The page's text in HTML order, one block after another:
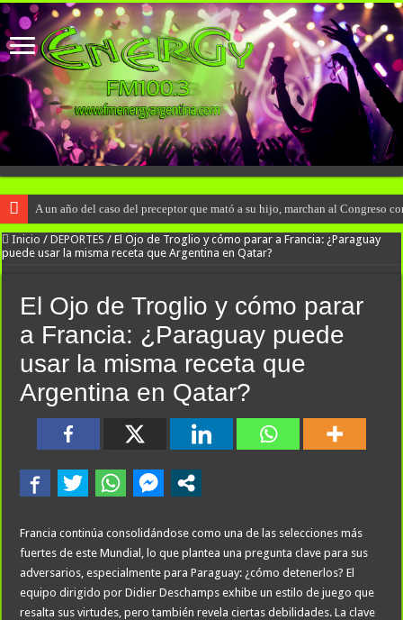
A un año del caso del preceptor que mató a su hijo, marchan al Congreso
Inicio / DEPORTES / El Ojo de Troglio y cómo parar a Francia: ¿Paraguay
puede usar la misma receta que Argentina en Qatar?
El Ojo de Troglio y cómo parar
a Francia: ¿Paraguay puede
usar la misma receta que
Argentina en Qatar?
Francia continúa consolidándose como una de las selecciones más
fuertes de este Mundial, lo que plantea una pregunta clave para sus
adversarios, especialmente para Paraguay: ¿cómo detenerlos? El
equipo dirigido por Didier Deschamps exhibe un estilo de juego que
resalta sus virtudes, pero también revela ciertas debilidades. La clave